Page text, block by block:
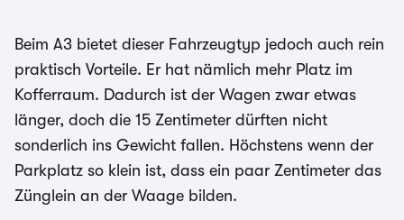
Beim A3 bietet dieser Fahrzeugtyp jedoch auch rein
praktisch Vorteile. Er hat nämlich mehr Platz im
Kofferraum. Dadurch ist der Wagen zwar etwas
länger, doch die 15 Zentimeter dürften nicht
sonderlich ins Gewicht fallen. Höchstens wenn der
Parkplatz so klein ist, dass ein paar Zentimeter das
Zünglein an der Waage bilden.